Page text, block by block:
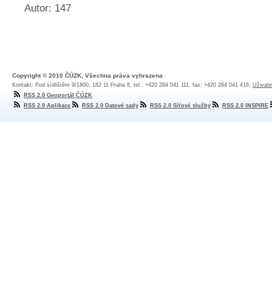
Autor: 147
Copyright © 2010 ČÚZK, Všechna práva vyhrazena
Kontakt: Pod sídlištěm 9/1800, 182 11 Praha 8, tel.: +420 284 041 111, fax: +420 284 041 416,
RSS 2.0 Geoportál ČÚZK
RSS 2.0 Aplikace
RSS 2.0 Datové sady RSS 2.0 Síťové služby RSS 2.0 INSPIRE